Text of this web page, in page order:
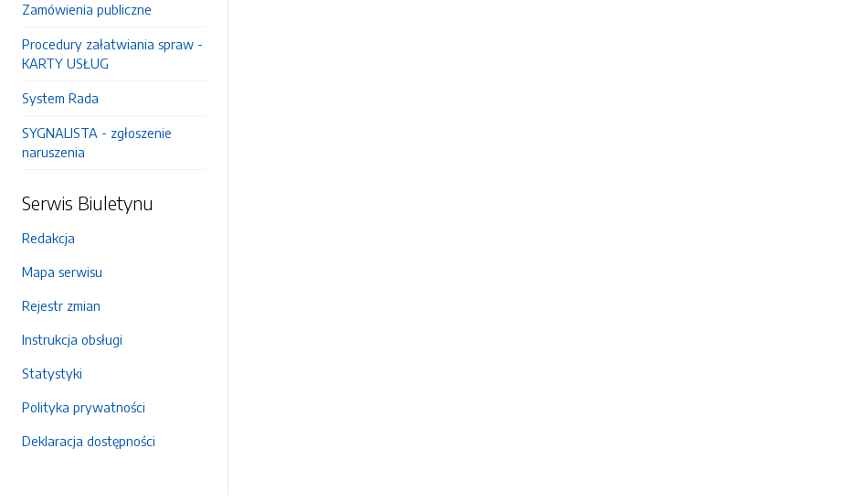
Zamówienia publiczne
Procedury załatwiania spraw -
KARTY USŁUG
System Rada
SYGNALISTA - zgłoszenie
naruszenia
Serwis Biuletynu
Redakcja
Mapa serwisu
Rejestr zmian
Instrukcja obsługi
Statystyki
Polityka prywatności
Deklaracja dostępności